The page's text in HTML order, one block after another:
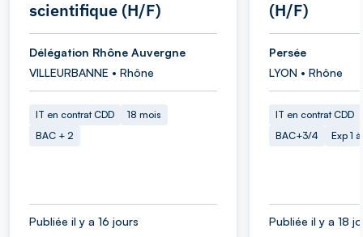
scientifique (H/F)
Délégation Rhône Auvergne
VILLEURBANNE • Rhône
IT en contrat CDD
18 mois
BAC + 2
Publiée il y a 16 jours
(H/F)
Persée
LYON • Rhône
IT en contrat CDD
BAC+3/4
Exp 1
Publiée il y a 18